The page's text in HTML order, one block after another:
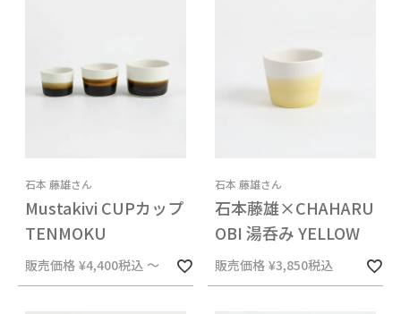
石本 藤雄さん
Mustakivi CUPカップ
TENMOKU
販売価格 ¥4,400税込 〜
石本 藤雄さん
石本藤雄×CHAHARU
OBI 湯呑み YELLOW
販売価格 ¥3,850税込